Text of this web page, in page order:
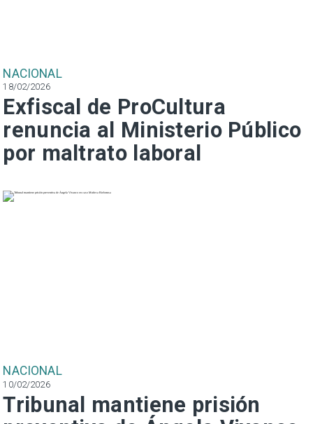
NACIONAL
18/02/2026
Exfiscal de ProCultura
renuncia al Ministerio Público
por maltrato laboral
NACIONAL
10/02/2026
Tribunal mantiene prisión